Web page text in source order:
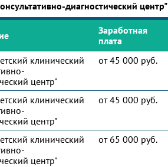
диагностический центр"
Заработная
плата
клинический
центр"
от 45 000 руб.
клинический
центр"
от 45 000 руб.
клинический
центр"
от 65 000 руб.